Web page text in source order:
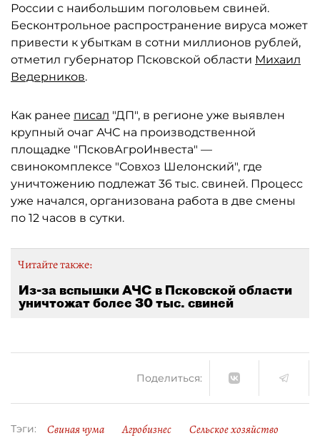
России с наибольшим поголовьем свиней.
Бесконтрольное распространение вируса может
привести к убыткам в сотни миллионов рублей,
отметил губернатор Псковской области Михаил
Ведерников.
Как ранее писал "ДП", в регионе уже выявлен
крупный очаг АЧС на производственной
площадке "ПсковАгроИнвеста" —
свинокомплексе "Совхоз Шелонский", где
уничтожению подлежат 36 тыс. свиней. Процесс
уже начался, организована работа в две смены
по 12 часов в сутки.
Читайте также:
Из-за вспышки АЧС в Псковской области
уничтожат более 30 тыс. свиней
Поделиться:
Тэги: Свиная чума Агробизнес
Сельское хозяйство